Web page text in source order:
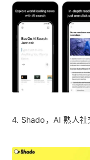
4. Shado，AI 熟人社